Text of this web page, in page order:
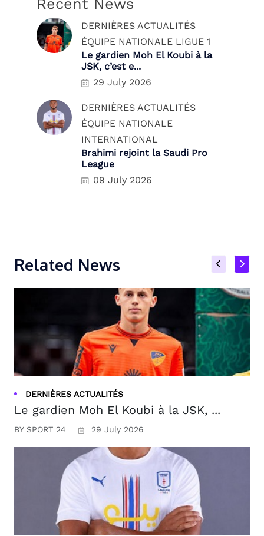
Recent News
DERNIÈRES ACTUALITÉS
ÉQUIPE NATIONALE LIGUE 1
Le gardien Moh El Koubi à la
JSK, c’est e...
29 July 2026
DERNIÈRES ACTUALITÉS
ÉQUIPE NATIONALE
INTERNATIONAL
Brahimi rejoint la Saudi Pro
League
09 July 2026
Related News
DERNIÈRES ACTUALITÉS
Le gardien Moh El Koubi à la JSK, ...
BY SPORT 24 29 July 2026